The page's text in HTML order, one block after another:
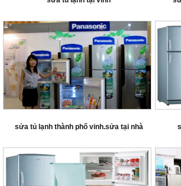
sửa tủ lạnh thành phố vinh.sửa tại nhà